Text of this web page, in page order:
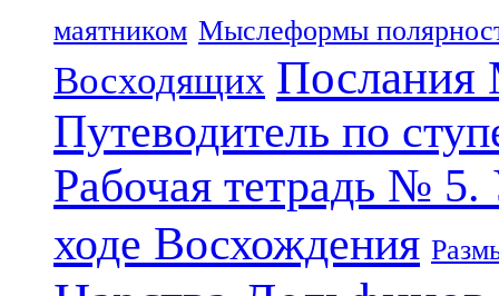
маятником Мыслеформы
Восходящих Послания
Путеводитель по
Рабочая тетрадь №
ходе Восхождения